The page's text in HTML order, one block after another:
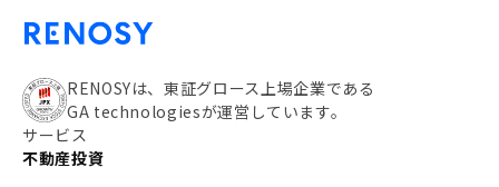
RENOSYは、東証グロース上場企業である
GA technologiesが運営しています。
サービス
不動産投資